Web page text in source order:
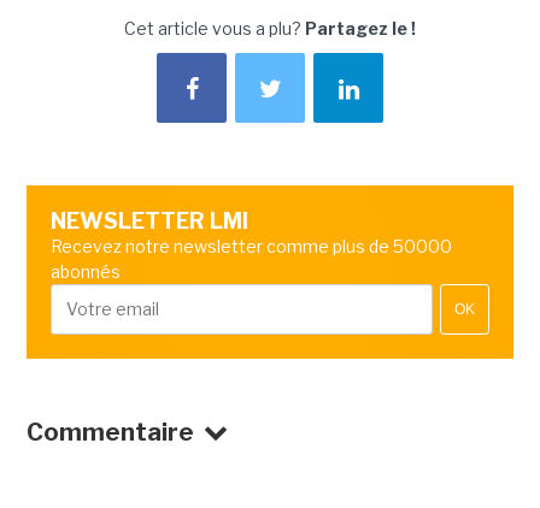
Cet article vous a plu? Partagez le !
NEWSLETTER LMI
Recevez notre newsletter comme plus de 50000
abonnés
OK
Commentaire